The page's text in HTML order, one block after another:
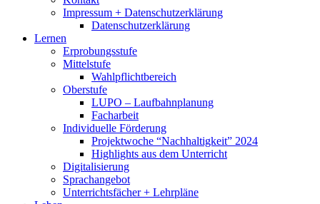
Impressum + Datenschutzerklärung
Datenschutzerklärung
Lernen
Erprobungsstufe
Mittelstufe
Wahlpflichtbereich
Oberstufe
LUPO – Laufbahnplanung
Facharbeit
Individuelle Förderung
Projektwoche “Nachhaltigkeit” 2024
Highlights aus dem Unterricht
Digitalisierung
Sprachangebot
Unterrichtsfächer + Lehrpläne